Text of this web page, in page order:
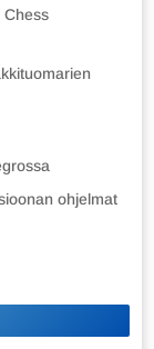
Chess
ohjelmat